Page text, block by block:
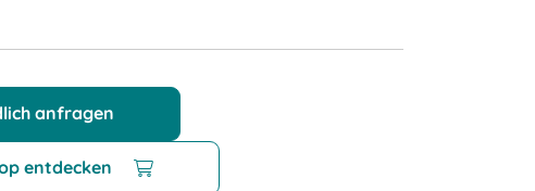
anfragen
entdecken